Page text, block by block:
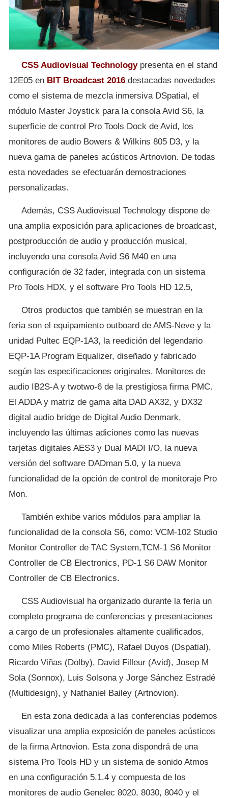
CSS Audiovisual Technologypresenta en el stand
12E05 en BIT Broadcast 2016 destacadas novedades
como el sistema de mezcla inmersiva DSpatial, el
módulo Master Joystick para la consola Avid S6, la
superficie de control Pro Tools Dock de Avid, los
monitores de audio Bowers & Wilkins 805 D3, y la
nueva gama de paneles acústicos Artnovion. De todas
esta novedades se efectuarán demostraciones
personalizadas.
Además, CSS Audiovisual Technology dispone de
una amplia exposición para aplicaciones de broadcast,
postproducción de audio y producción musical,
incluyendo una consola Avid S6 M40 en una
configuración de 32 fader, integrada con un sistema
Pro Tools HDX, y el software Pro Tools HD 12.5,
Otros productos que también se muestran en la
feria son el equipamiento outboard de AMS-Neve y la
unidad Pultec EQP-1A3, la reedición del legendario
EQP-1A Program Equalizer, diseñado y fabricado
según las especificaciones originales. Monitores de
audio IB2S-A y twotwo-6 de la prestigiosa firma PMC.
El ADDA y matriz de gama alta DAD AX32, y DX32
digital audio bridge de Digital Audio Denmark,
incluyendo las últimas adiciones como las nuevas
tarjetas digitales AES3 y Dual MADI I/O, la nueva
versión del software DADman 5.0, y la nueva
funcionalidad de la opción de control de monitoraje Pro
Mon.
También exhibe varios módulos para ampliar la
funcionalidad de la consola S6, como: VCM-102 Studio
Monitor Controller de TAC System,TCM-1 S6 Monitor
Controller de CB Electronics, PD-1 S6 DAW Monitor
Controller de CB Electronics.
CSS Audiovisual ha organizado durante la feria un
completo programa de conferencias y presentaciones
a cargo de un profesionales altamente cualificados,
como Miles Roberts (PMC), Rafael Duyos (Dspatial),
Ricardo Viñas (Dolby), David Filleur (Avid), Josep M
Sola (Sonnox), Luis Solsona y Jorge Sánchez Estradé
(Multidesign), y Nathaniel Bailey (Artnovion).
En esta zona dedicada a las conferencias podemos
visualizar una amplia exposición de paneles acústicos
de la firma Artnovion. Esta zona dispondrá de una
sistema Pro Tools HD y un sistema de sonido Atmos
en una configuración 5.1.4 y compuesta de los
monitores de audio Genelec 8020, 8030, 8040 y el